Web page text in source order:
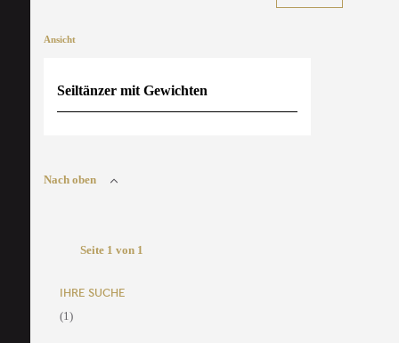
Ansicht
Seiltänzer mit Gewichten
Nach oben
Seite 1 von 1
IHRE SUCHE
(1)